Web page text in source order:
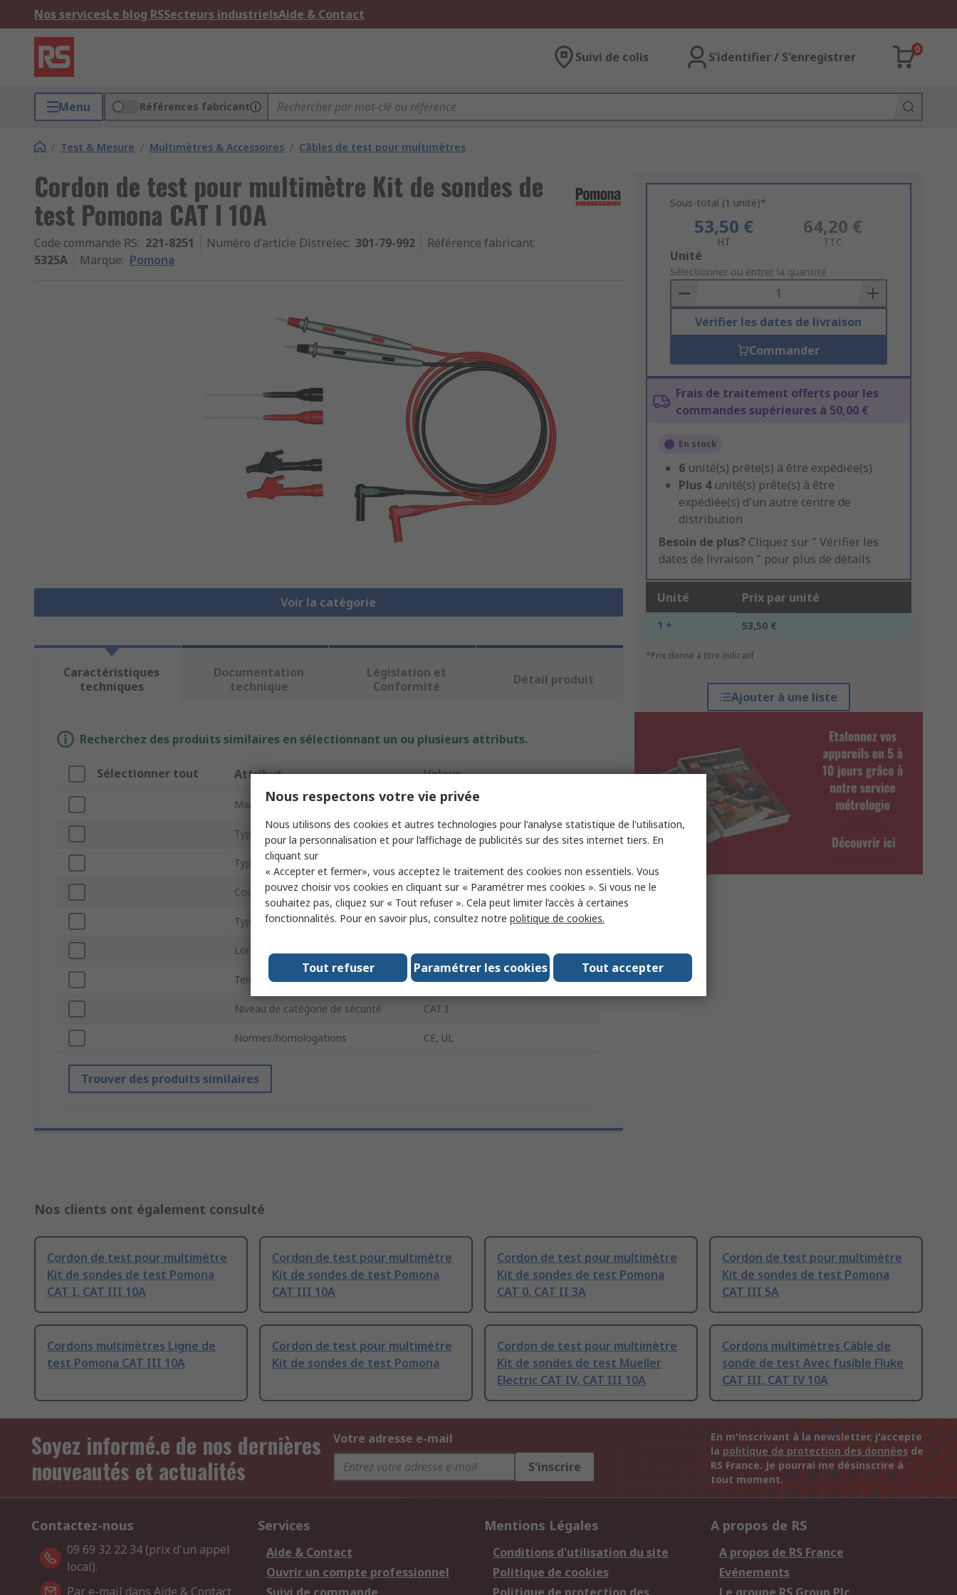
Nos servicesLe blog RSSecteurs industrielsAide & Contact
Suivi de colis S’identifier / S'enregistrer
0
Menu Références fabricant
/ Test & Mesure / Multimètres & Accessoires / Câbles de test pour multimètres
Cordon de test pour multimètre Kit de sondes de
test Pomona CAT I 10A
Code commande RS: 221-8251 Numéro d'article Distrelec: 301-79-992 Référence fabricant:
5325A
Marque: Pomona
Voir la catégorie
Sous-total (1 unité)*
53,50 €
HT
64,20 €
TTC
Add
to
Basket
Unité
Sélectionner ou entrer la quantité
Vérifier les dates de livraison
Commander
Frais de traitement offerts pour les
commandes supérieures à 50,00 €
En stock
6 unité(s) prête(s) à être expédiée(s)
Plus 4 unité(s) prête(s) à être
expédiée(s) d'un autre centre de
distribution
Besoin de plus? Cliquez sur " Vérifier les
dates de livraison " pour plus de détails
Unité Prix par unité
1 + 53,50 €
*Prix donné à titre indicatif
Ajouter à une liste
Caractéristiques
techniques
Documentation
technique
Législation et
Conformité
Détail produit
Recherchez des produits similaires en sélectionnant un ou plusieurs attributs.
Sélectionner tout Attribut Valeur
Marque Pomona
Type de fils Kit de sondes de test
Type de produit
Courant 10A
Type de connecteur Pince crocodile, Fiche banane
Longueur de fils 50.54mm
Tension de catégorie de sécurité 300V
Niveau de catégorie de sécurité CAT I
Normes/homologations CE, UL
Trouver des produits similaires
Nos clients ont également consulté
Cordon de test pour multimètre
Kit de sondes de test Pomona
CAT I, CAT III 10A
Cordon de test pour multimètre
Kit de sondes de test Pomona
CAT III 10A
Cordon de test pour multimètre
Kit de sondes de test Pomona
CAT 0, CAT II 3A
Cordon de test pour multimètre
Kit de sondes de test Pomona
CAT III 5A
Cordons multimètres Ligne de
test Pomona CAT III 10A
Cordon de test pour multimètre
Kit de sondes de test Pomona
Cordon de test pour multimètre
Kit de sondes de test Mueller
Electric CAT IV, CAT III 10A
Cordons multimètres Câble de
sonde de test Avec fusible Fluke
CAT III, CAT IV 10A
Soyez informé.e de nos dernières
nouveautés et actualités
Votre adresse e-mail
S'inscrire
En m'inscrivant à la newsletter, j'accepte
la politique de protection des données de
RS France. Je pourrai me désinscrire à
tout moment.
Contactez-nous
09 69 32 22 34 (prix d'un appel
local).
Par e-mail dans Aide & Contact
Services
Aide & Contact
Ouvrir un compte professionnel
Mentions Légales
Conditions d'utilisation du site
Politique de cookies
A propos de RS
A propos de RS France
Evénements
Nous respectons votre vie privée
Nous utilisons des cookies et autres technologies pour l'analyse statistique de l'utilisation,
pour la personnalisation et pour l’affichage de publicités sur des sites internet tiers. En
cliquant sur
« Accepter et fermer», vous acceptez le traitement des cookies non essentiels. Vous
pouvez choisir vos cookies en cliquant sur « Paramétrer mes cookies ». Si vous ne le
souhaitez pas, cliquez sur « Tout refuser ». Cela peut limiter l’accès à certaines
fonctionnalités. Pour en savoir plus, consultez notre politique de cookies.
Tout accepter
Paramétrer les cookies
Tout refuser